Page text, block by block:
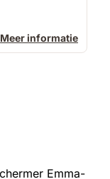
Meer informatie